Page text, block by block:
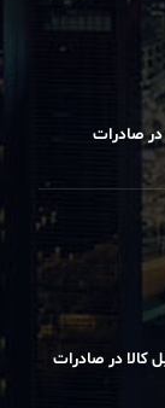
صادرات